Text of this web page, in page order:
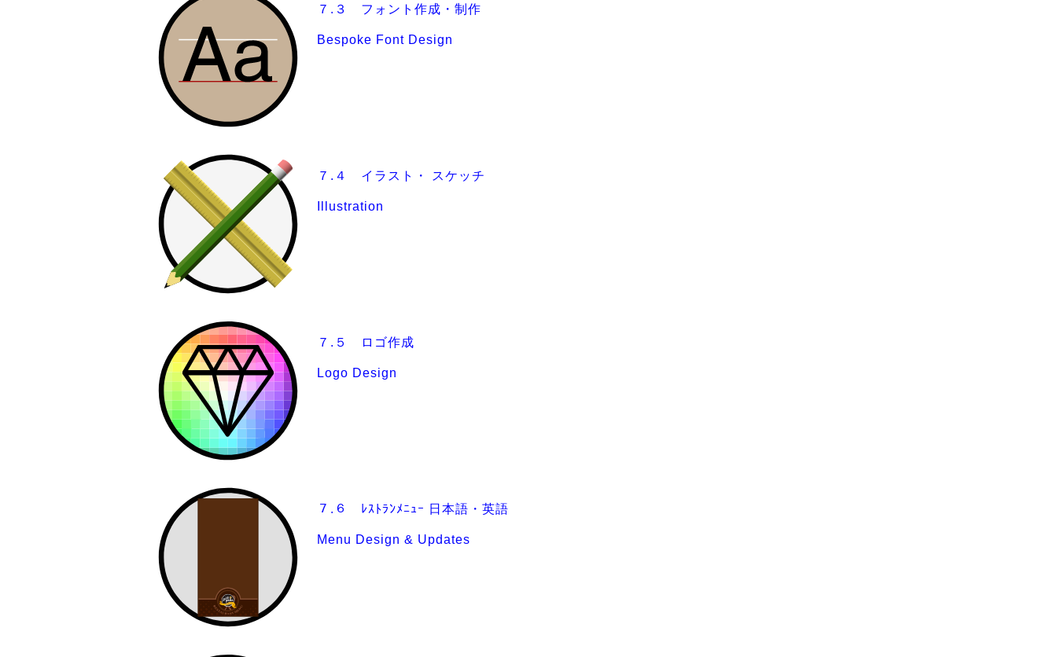
７.３ フォント作成・制作
Bespoke Font Design
７.４ イラスト・ スケッチ
Illustration
７.５ ロゴ作成
Logo Design
７.６ ﾚｽﾄﾗﾝﾒﾆｭｰ 日本語・英語
Menu Design & Updates